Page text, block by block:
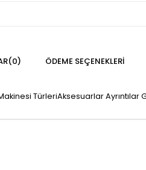
(0) ÖDEME SEÇENEKLERI
TürleriAksesuarlar Ayrıntılar